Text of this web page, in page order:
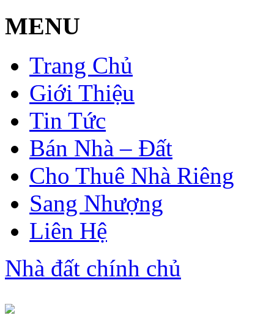
MENU
Trang Chủ
Giới Thiệu
Tin Tức
Bán Nhà – Đất
Cho Thuê Nhà Riêng
Sang Nhượng
Liên Hệ
Nhà đất chính chủ